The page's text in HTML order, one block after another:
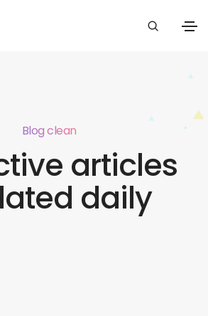
Blog clean
articles
daily